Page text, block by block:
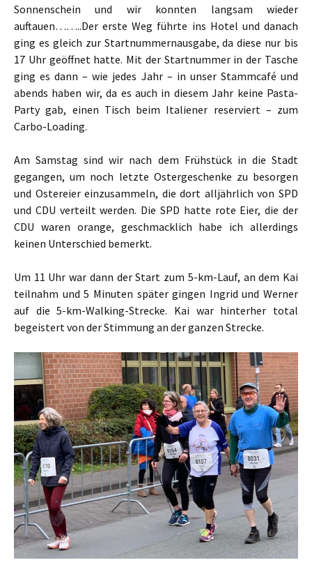
Sonnenschein und wir konnten langsam wieder
auftauen……..Der erste Weg führte ins Hotel und danach
ging es gleich zur Startnummernausgabe, da diese nur bis
17 Uhr geöffnet hatte. Mit der Startnummer in der Tasche
ging es dann – wie jedes Jahr – in unser Stammcafé und
abends haben wir, da es auch in diesem Jahr keine Pasta-
Party gab, einen Tisch beim Italiener reserviert – zum
Carbo-Loading.
Am Samstag sind wir nach dem Frühstück in die Stadt
gegangen, um noch letzte Ostergeschenke zu besorgen
und Ostereier einzusammeln, die dort alljährlich von SPD
und CDU verteilt werden. Die SPD hatte rote Eier, die der
CDU waren orange, geschmacklich habe ich allerdings
keinen Unterschied bemerkt.
Um 11 Uhr war dann der Start zum 5-km-Lauf, an dem Kai
teilnahm und 5 Minuten später gingen Ingrid und Werner
auf die 5-km-Walking-Strecke. Kai war hinterher total
begeistert von der Stimmung an der ganzen Strecke.